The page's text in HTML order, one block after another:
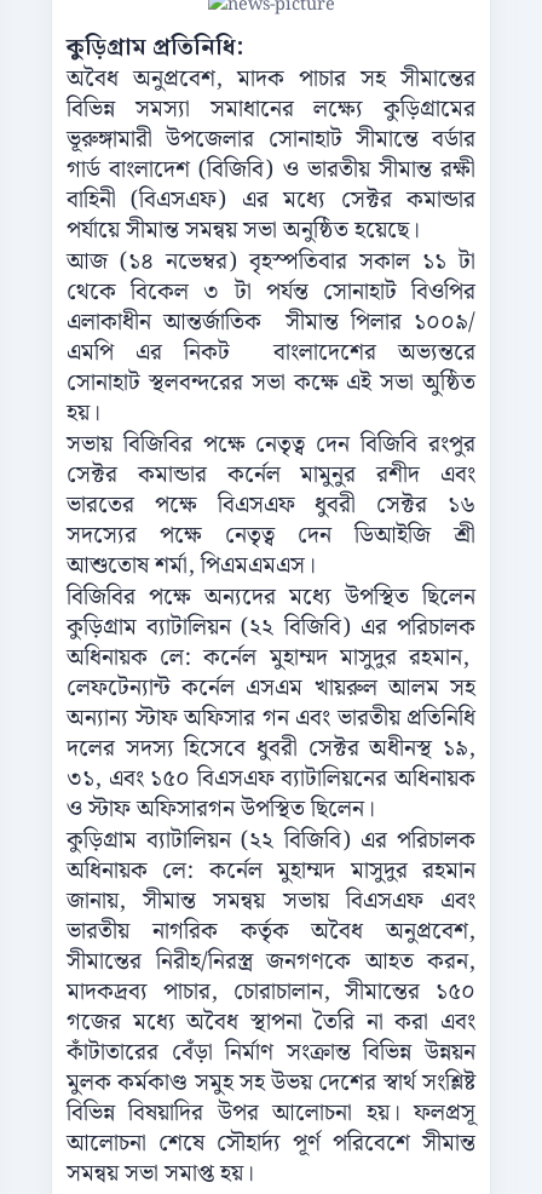
কুড়িগ্রাম প্রতিনিধি:
অবৈধ অনুপ্রবেশ, মাদক পাচার সহ সীমান্তের
বিভিন্ন সমস্যা সমাধানের লক্ষ্যে কুড়িগ্রামের
ভূরুঙ্গামারী উপজেলার সোনাহাট সীমান্তে বর্ডার
গার্ড বাংলাদেশ (বিজিবি) ও ভারতীয় সীমান্ত রক্ষী
বাহিনী (বিএসএফ) এর মধ্যে সেক্টর কমান্ডার
পর্যায়ে সীমান্ত সমন্বয় সভা অনুষ্ঠিত হয়েছে।
আজ (১৪ নভেম্বর) বৃহস্পতিবার সকাল ১১ টা
থেকে বিকেল ৩ টা পর্যন্ত সোনাহাট বিওপির
এলাকাধীন আন্তর্জাতিক সীমান্ত পিলার ১০০৯/
এমপি এর নিকট বাংলাদেশের অভ্যন্তরে
সোনাহাট স্থলবন্দরের সভা কক্ষে এই সভা অুষ্ঠিত
হয়।
সভায় বিজিবির পক্ষে নেতৃত্ব দেন বিজিবি রংপুর
সেক্টর কমান্ডার কর্নেল মামুনুর রশীদ এবং
ভারতের পক্ষে বিএসএফ ধুবরী সেক্টর ১৬
সদস‍্যের পক্ষে নেতৃত্ব দেন ডিআইজি শ্রী
আশুতোষ শর্মা, পিএমএমএস।
বিজিবির পক্ষে অন্যদের মধ্যে উপস্থিত ছিলেন
কুড়িগ্রাম ব্যাটালিয়ন (২২ বিজিবি) এর পরিচালক
অধিনায়ক লে: কর্নেল মুহাম্মদ মাসুদুর রহমান,
লেফটেন্যান্ট কর্নেল এসএম খায়রুল আলম সহ
অন‍্যান‍্য স্টাফ অফিসার গন এবং ভারতীয় প্রতিনিধি
দলের সদস্য হিসেবে ধুবরী সেক্টর অধীনস্থ ১৯,
৩১, এবং ১৫০ বিএসএফ ব্যাটালিয়নের অধিনায়ক
ও স্টাফ অফিসারগন উপস্থিত ছিলেন।
কুড়িগ্রাম ব্যাটালিয়ন (২২ বিজিবি) এর পরিচালক
অধিনায়ক লে: কর্নেল মুহাম্মদ মাসুদুর রহমান
জানায়, সীমান্ত সমন্বয় সভায় বিএসএফ এবং
ভারতীয় নাগরিক কর্তৃক অবৈধ অনুপ্রবেশ,
সীমান্তের নিরীহ/নিরস্ত্র জনগণকে আহত করন,
মাদকদ্রব্য পাচার, চোরাচালান, সীমান্তের ১৫০
গজের মধ্যে অবৈধ স্থাপনা তৈরি না করা এবং
কাঁটাতারের বেঁড়া নির্মাণ সংক্রান্ত বিভিন্ন উন্নয়ন
মুলক কর্মকাণ্ড সমুহ সহ উভয় দেশের স্বার্থ সংশ্লিষ্ট
বিভিন্ন বিষয়াদির উপর আলোচনা হয়। ফলপ্রসূ
আলোচনা শেষে সৌহার্দ্য পূর্ণ পরিবেশে সীমান্ত
সমন্বয় সভা সমাপ্ত হয়।